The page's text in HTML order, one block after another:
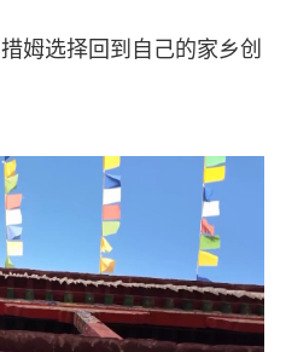
姆选择回到自己的家乡创